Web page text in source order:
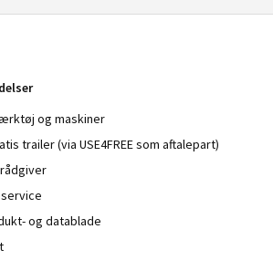
og maskiner
trailer (via USE4FREE som aftalepart)
og datablade